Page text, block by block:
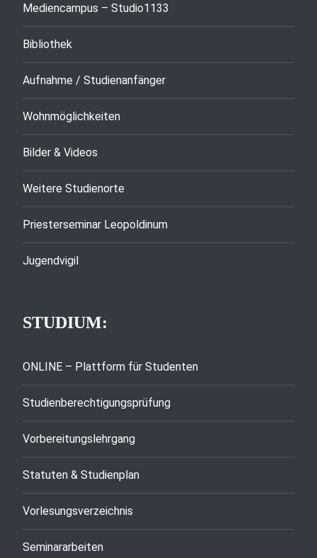
Mediencampus – Studio1133
Bibliothek
Aufnahme / Studienanfänger
Wohnmöglichkeiten
Bilder & Videos
Weitere Studienorte
Priesterseminar Leopoldinum
Jugendvigil
STUDIUM:
ONLINE – Plattform für Studenten
Studienberechtigungsprüfung
Vorbereitungslehrgang
Statuten & Studienplan
Vorlesungsverzeichnis
Seminararbeiten